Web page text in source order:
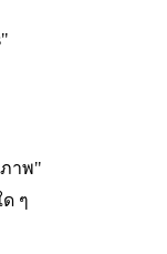
าพ"
ๆ